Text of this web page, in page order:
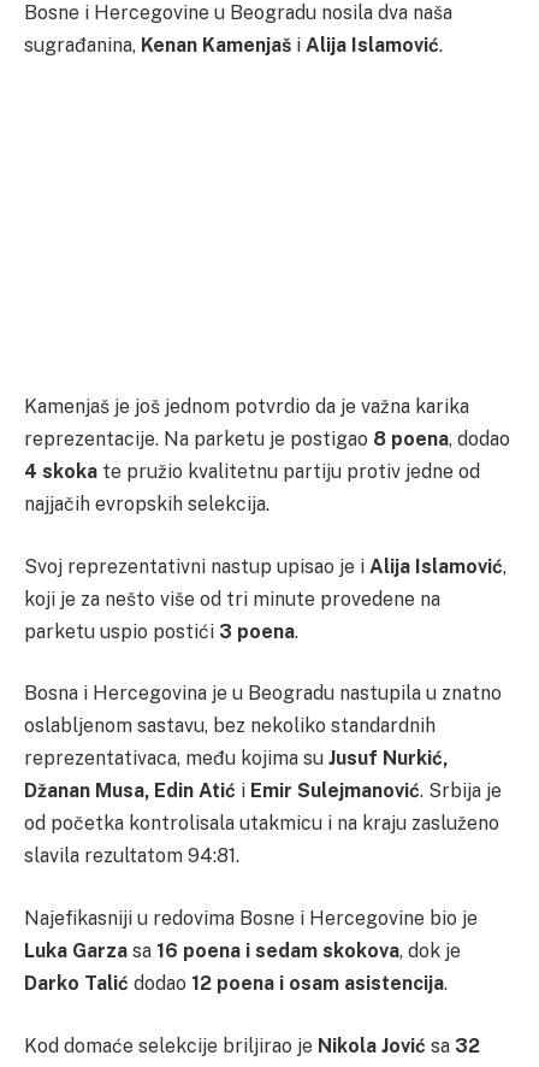
Bosne i Hercegovine u Beogradu nosila dva naša
sugrađanina, Kenan Kamenjaš i Alija Islamović.
Kamenjaš je još jednom potvrdio da je važna karika
reprezentacije. Na parketu je postigao 8 poena, dodao
4 skoka te pružio kvalitetnu partiju protiv jedne od
najjačih evropskih selekcija.
Svoj reprezentativni nastup upisao je i Alija Islamović,
koji je za nešto više od tri minute provedene na
parketu uspio postići 3 poena.
Bosna i Hercegovina je u Beogradu nastupila u znatno
oslabljenom sastavu, bez nekoliko standardnih
reprezentativaca, među kojima su Jusuf Nurkić,
Džanan Musa, Edin Atić i Emir Sulejmanović. Srbija je
od početka kontrolisala utakmicu i na kraju zasluženo
slavila rezultatom 94:81.
Najefikasniji u redovima Bosne i Hercegovine bio je
Luka Garza sa 16 poena i sedam skokova, dok je
Darko Talić dodao 12 poena i osam asistencija.
Kod domaće selekcije briljirao je Nikola Jović sa 32